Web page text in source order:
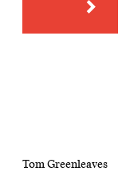
Tom Greenleaves